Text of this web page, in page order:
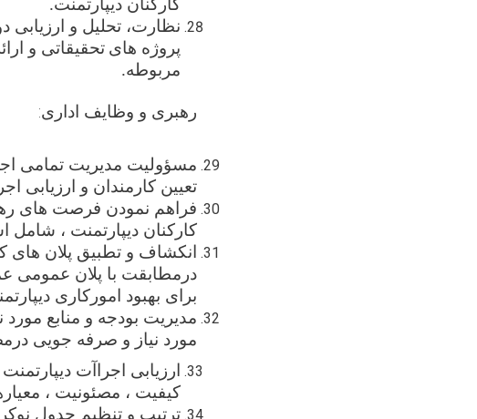
نظارت، تحلیل و ارزیابی
پروژه های تحقیقاتی و
مربوطه.
رهبری و وظایف اداری:
مسؤولیت مدیریت تمامی
تعیین کارمندان و ارزیابی
فراهم نمودن فرصت های
کارکنان دیپارتمنت ، شامل
انکشاف و تطبیق پلان ‌های
درمطابقت با پلان عمومی
برای بهبود امورکاری
مدیریت بودجه و منابع
مورد نیاز و ‌صرفه جویی
ارزیابی اجراآت
کیفیت ، مصئونیت ،